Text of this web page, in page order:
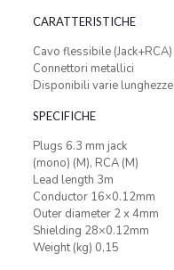
CARATTERISTICHE
Cavo flessibile (Jack+RCA)
Connettori metallici
Disponibili varie lunghezze
SPECIFICHE
Plugs 6.3 mm jack
(mono) (M), RCA (M)
Lead length 3m
Conductor 16×0.12mm
Outer diameter 2 x 4mm
Shielding 28×0.12mm
Weight (kg) 0,15